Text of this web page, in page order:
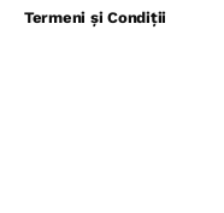
Termeni și Condiții